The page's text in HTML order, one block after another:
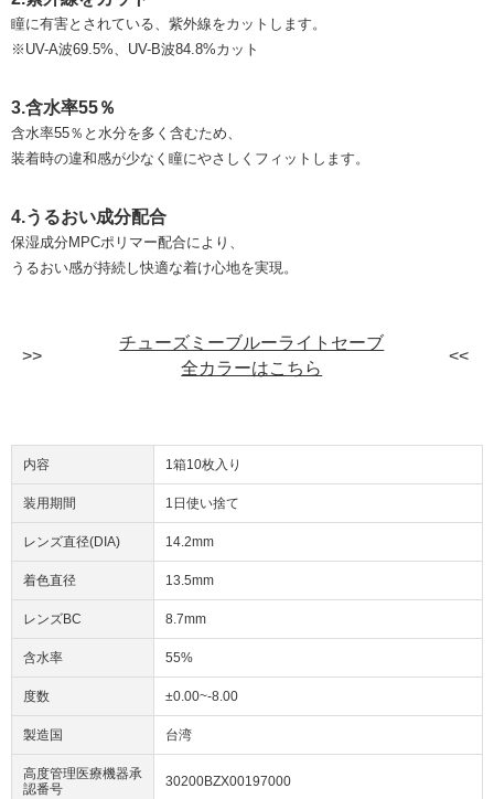
瞳に有害とされている、紫外線をカットします。
※UV-A波69.5%、UV-B波84.8%カット
3.含水率55％
含水率55％と水分を多く含むため、
装着時の違和感が少なく瞳にやさしくフィットします。
4.うるおい成分配合
保湿成分MPCポリマー配合により、
うるおい感が持続し快適な着け心地を実現。
チューズミーブルーライトセーブ
全カラーはこちら
内容 1箱10枚入り
装用期間 1日使い捨て
レンズ直径(DIA) 14.2mm
着色直径 13.5mm
レンズBC 8.7mm
含水率 55%
度数 ±0.00~-8.00
製造国 台湾
高度管理医療機器承
認番号
30200BZX00197000